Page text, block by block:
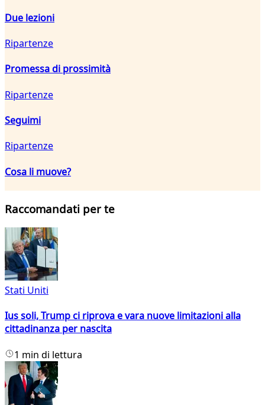
Due lezioni
Ripartenze
Promessa di prossimità
Ripartenze
Seguimi
Ripartenze
Cosa li muove?
Raccomandati per te
Stati Uniti
Ius soli, Trump ci riprova e vara nuove limitazioni alla
cittadinanza per nascita
1 min di lettura